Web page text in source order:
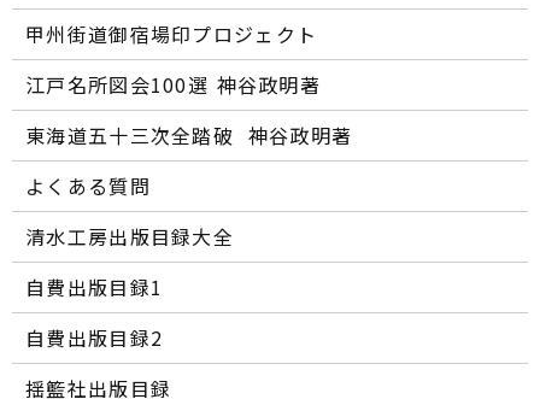
甲州街道御宿場印プロジェクト
江戸名所図会100選―― 神谷政明著
東海道五十三次全踏破 ―― 神谷政明著
よくある質問
清水工房出版目録大全
自費出版目録1
自費出版目録2
揺籃社出版目録